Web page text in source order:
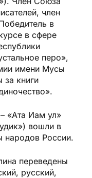
член
в
в сфере
перо»,
имени Мусы
за книги
«Ата Иам ул»
вошли в
народов России.
переведены
русский,